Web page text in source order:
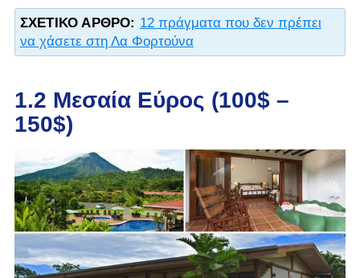
ΣΧΕΤΙΚΌ ΆΡΘΡΟ: 12 πράγματα που δεν πρέπει
να χάσετε στη Λα Φορτούνα
1.2 Μεσαία Εύρος (100$ –
150$)